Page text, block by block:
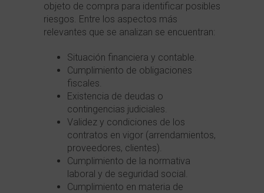
objeto de compra para identificar posibles
riesgos. Entre los aspectos más
relevantes que se analizan se encuentran:
Situación financiera y contable.
Cumplimiento de obligaciones
fiscales.
Existencia de deudas o
contingencias judiciales.
Validez y condiciones de los
contratos en vigor (arrendamientos,
proveedores, clientes).
Cumplimiento de la normativa
laboral y de seguridad social.
Cumplimiento en materia de